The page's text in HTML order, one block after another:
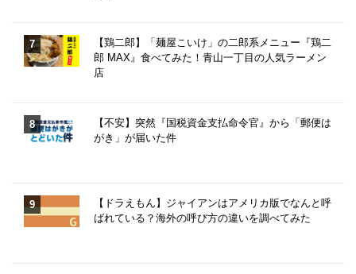
【鶏二郎】「麺屋こいけ」の二郎系メニュー『鶏二
郎 MAX』食べてみた！青山一丁目の人気ラーメン
店
【不安】突然『国税資金支払命令官』から「郵便は
がき」が届いた件
【ドラえもん】ジャイアンはアメリカ版でなんと呼
ばれている？海外の呼び方の違いを調べてみた